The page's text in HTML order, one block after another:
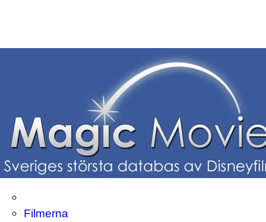
Filmerna